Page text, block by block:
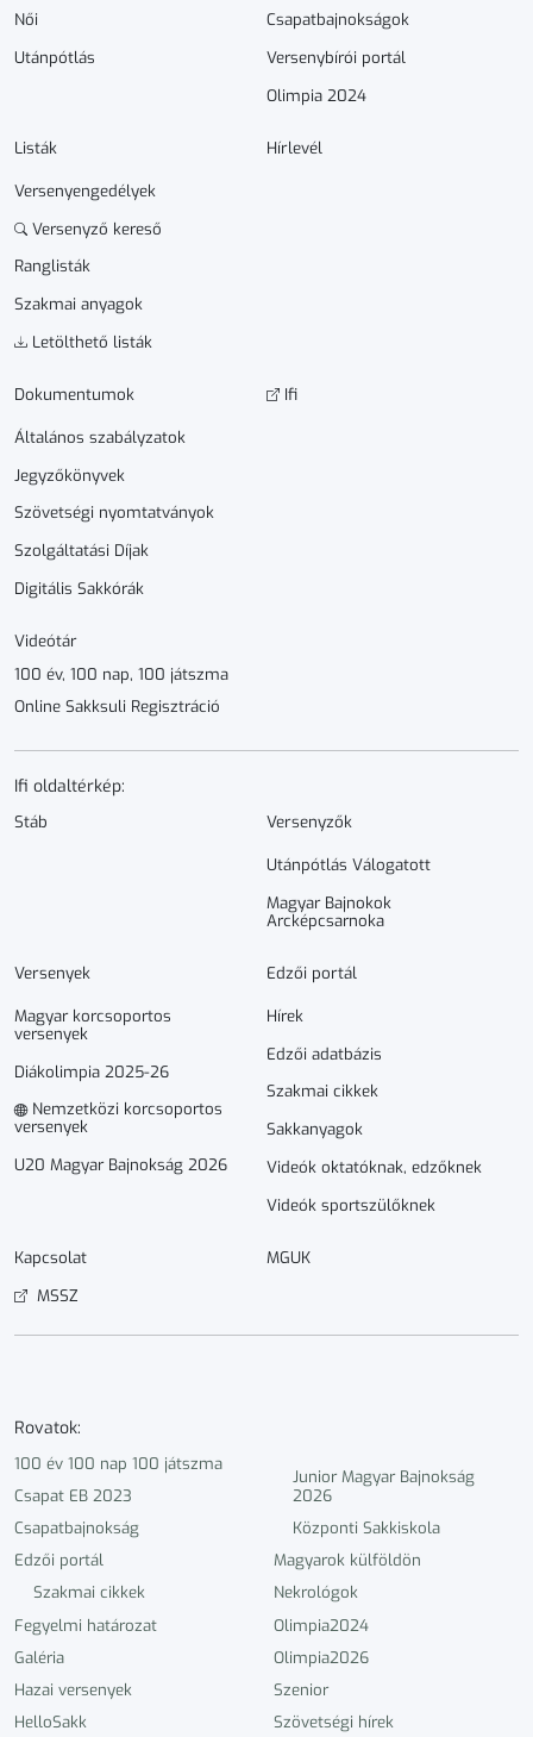
Női
Utánpótlás
Csapatbajnokságok
Versenybírói portál
Olimpia 2024
Listák
Versenyengedélyek
Versenyző kereső
Ranglisták
Szakmai anyagok
Letölthető listák
Hírlevél
Dokumen­­tumok
Általános szabályzatok
Jegyzőkönyvek
Szövetségi nyomtatványok
Szolgáltatási Díjak
Digitális Sakkórák
Ifi
Videótár
100 év, 100 nap, 100 játszma
Online Sakksuli Regisztráció
Ifi oldaltérkép:
Stáb Versenyzők
Utánpótlás Válogatott
Magyar Bajnokok
Arcképcsarnoka
Versenyek
Magyar korcsoportos
versenyek
Diákolimpia 2025-26
Nemzetközi korcsoportos
versenyek
U20 Magyar Bajnokság 2026
Edzői portál
Hírek
Edzői adatbázis
Szakmai cikkek
Sakkanyagok
Videók oktatóknak, edzőknek
Videók sportszülőknek
Kapcsolat
MGUK
MSSZ
Rovatok:
100 év 100 nap 100 játszma
Csapat EB 2023
Csapatbajnokság
Edzői portál
Szakmai cikkek
Fegyelmi határozat
Galéria
Hazai versenyek
HelloSakk
Junior Magyar Bajnokság
2026
Központi Sakkiskola
Magyarok külföldön
Nekrológok
Olimpia2024
Olimpia2026
Szenior
Szövetségi hírek